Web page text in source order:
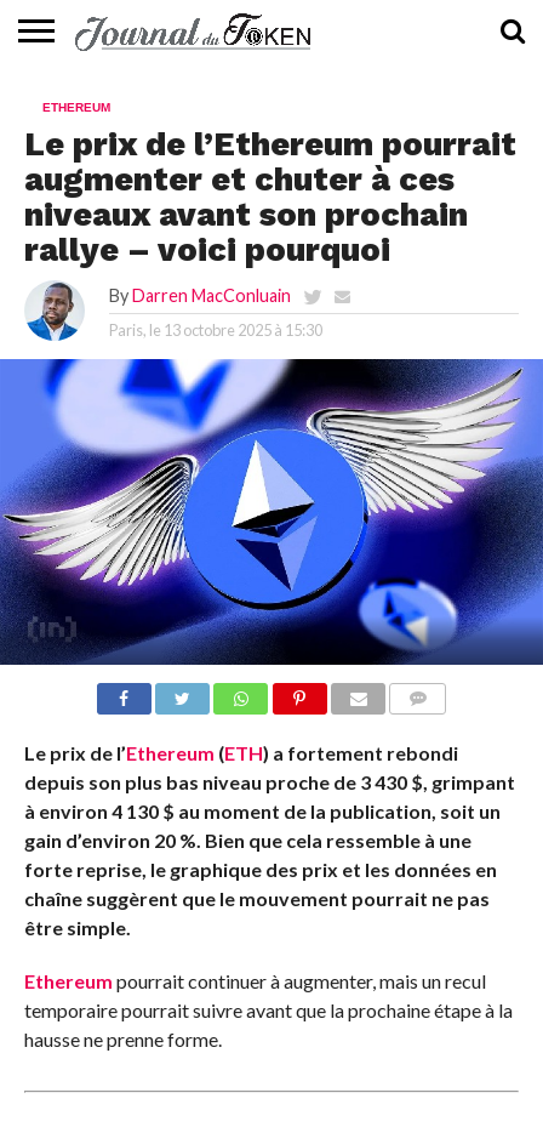
📰
EVALUATION
GUIDE
TENDANCES
À
CONTACTEZ-
ETHEREUM
Le prix de l’Ethereum pourrait
augmenter et chuter à ces
niveaux avant son prochain
rallye – voici pourquoi
By Darren MacConluain
Paris, le 13 octobre 2025 à 15:30
Le prix de l’Ethereum (ETH) a fortement rebondi
depuis son plus bas niveau proche de 3 430 $, grimpant
à environ 4 130 $ au moment de la publication, soit un
gain d’environ 20 %. Bien que cela ressemble à une
forte reprise, le graphique des prix et les données en
chaîne suggèrent que le mouvement pourrait ne pas
être simple.
Ethereum pourrait continuer à augmenter, mais un recul
temporaire pourrait suivre avant que la prochaine étape à la
hausse ne prenne forme.